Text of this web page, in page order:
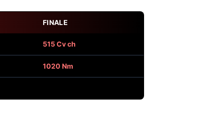
FINALE
515 Cv ch
1020 Nm